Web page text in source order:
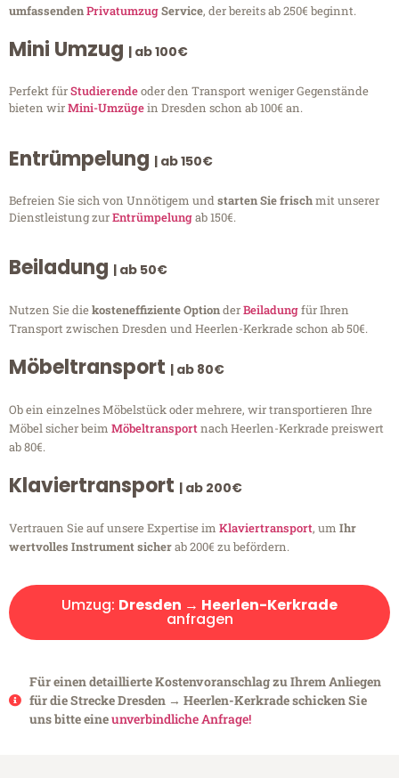
umfassendenPrivatumzugService, der bereits ab 250€ beginnt.
Mini Umzug | ab 100€
Perfekt fürStudierendeoder den Transport weniger Gegenstände
bieten wirMini-Umzügein Dresden schon ab 100€ an.
Entrümpelung | ab 150€
Befreien Sie sich von Unnötigem undstarten Sie frischmit unserer
Dienstleistung zurEntrümpelungab 150€.
Beiladung | ab 50€
Nutzen Sie diekosteneffiziente OptionderBeiladungfür Ihren
Transport zwischen Dresden und Heerlen-Kerkrade schon ab 50€.
Möbeltransport | ab 80€
Ob ein einzelnes Möbelstück oder mehrere, wir transportieren Ihre
Möbel sicher beim Möbeltransportnach Heerlen-Kerkrade preiswert
ab 80€.
Klaviertransport | ab 200€
Vertrauen Sie auf unsere Expertise im Klaviertransport, um Ihr
wertvolles Instrument sicherab 200€ zu befördern.
Umzug: Dresden → Heerlen-Kerkrade
anfragen
Für einen detaillierte Kostenvoranschlag zu Ihrem Anliegen
für die Strecke Dresden → Heerlen-Kerkrade schicken Sie
uns bitte eineunverbindliche Anfrage!